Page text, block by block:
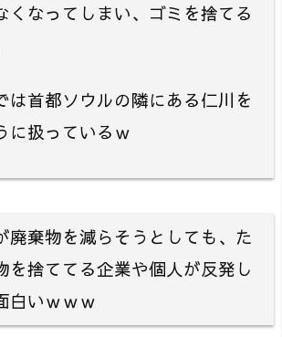
くなってしまい、ゴミを捨てる
は首都ソウルの隣にある仁川を
に扱っているｗ
廃棄物を減らそうとしても、た
を捨ててる企業や個人が反発し
白いｗｗｗ